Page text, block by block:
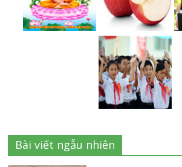
Bài viết ngẫu nhiên